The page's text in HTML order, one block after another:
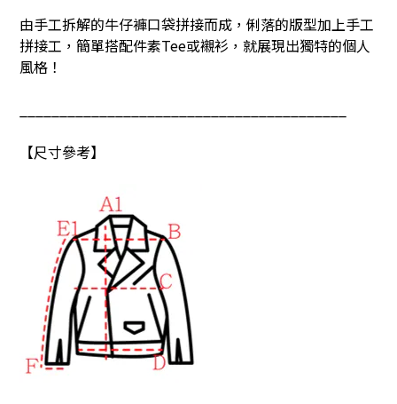
由手工拆解的牛仔褲口袋拼接而成，俐落的版型加上手工
拼接工，簡單搭配件素Tee或襯衫，就展現出獨特的個人
風格！
【尺寸參考】